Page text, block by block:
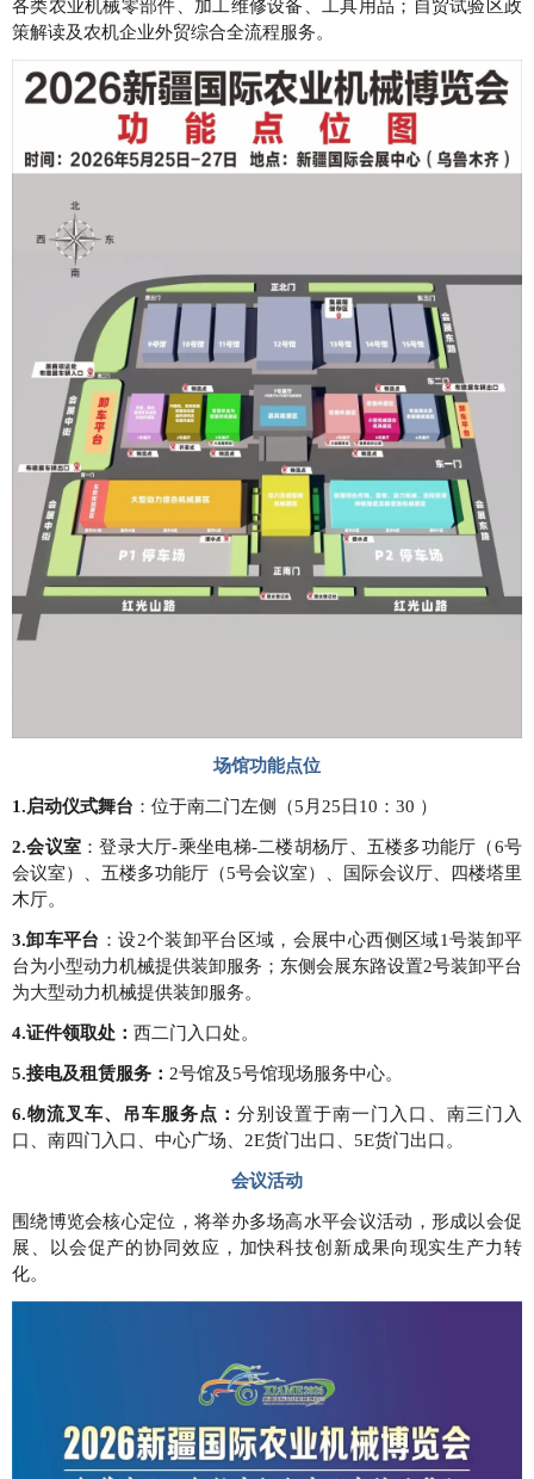
各类农业机械零部件、加工维修设备、工具用品；自贸试验区政
策解读及农机企业外贸综合全流程服务。
场馆功能点位
1.启动仪式舞台 ：位于南二门左侧（5月25日10：30 ）
2.会议室 ：登录大厅-乘坐电梯-二楼胡杨厅、五楼多功能厅（6号
会议室）、五楼多功能厅（5号会议室）、国际会议厅、四楼塔里
木厅。
3.卸车平台 ：设2个装卸平台区域，会展中心西侧区域1号装卸平
台为小型动力机械提供装卸服务；东侧会展东路设置2号装卸平台
为大型动力机械提供装卸服务。
4.证件领取处： 西二门入口处。
5.接电及租赁服务： 2号馆及5号馆现场服务中心。
6.物流叉车、吊车服务点： 分别设置于南一门入口、南三门入
口、南四门入口、中心广场、2E货门出口、5E货门出口。
会议活动
围绕博览会核心定位，将举办多场高水平会议活动，形成以会促
展、以会促产的协同效应，加快科技创新成果向现实生产力转
化。